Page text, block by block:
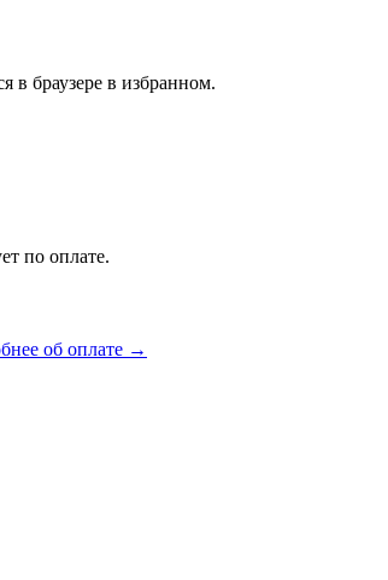
в браузере в избранном.
по оплате.
об оплате →